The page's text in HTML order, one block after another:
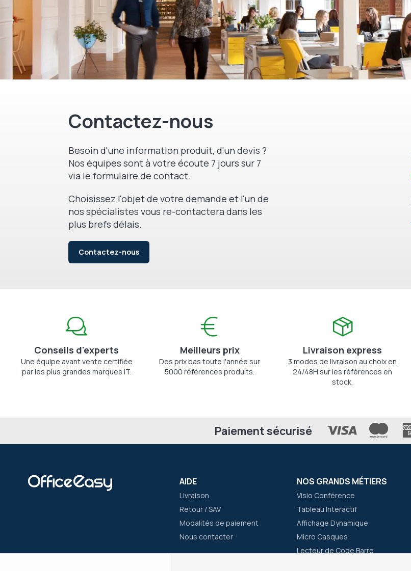
Contactez-nous
Besoin d'une information produit, d'un devis ?
Nos équipes sont à votre écoute 7 jours sur 7
via le formulaire de contact.
Choisissez l'objet de votre demande et l'un de
nos spécialistes vous re-contactera dans les
plus brefs délais.
Contactez-nous
Conseils d'experts
Une équipe avant vente certifiée
par les plus grandes marques IT.
Meilleurs prix
Des prix bas toute l'année sur
5000 références produits.
Livraison express
3 modes de livraison au choix en
24/48H sur les références en
stock.
Paiement sécurisé
AIDE
Livraison
Retour / SAV
Modalités de paiement
Nous contacter
NOS GRANDS MÉTIERS
Visio Conférence
Tableau Interactif
Affichage Dynamique
Micro Casques
Lecteur de Code Barre